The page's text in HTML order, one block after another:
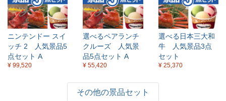
ニンテンドー スイ
ッチ 2 人気景品5
点セット A
¥ 99,520
選べるペアランチ
クルーズ 人気景
品5点セット A
¥ 55,420
選べる日本三大和
牛 人気景品3点
セット
¥ 25,370
その他の景品セット